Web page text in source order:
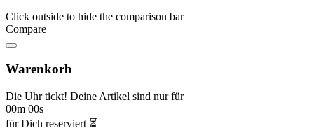
Click outside to hide the comparison bar
Compare
Warenkorb
Die Uhr tickt! Deine Artikel sind nur für
00m 00s
für Dich reserviert ⏳